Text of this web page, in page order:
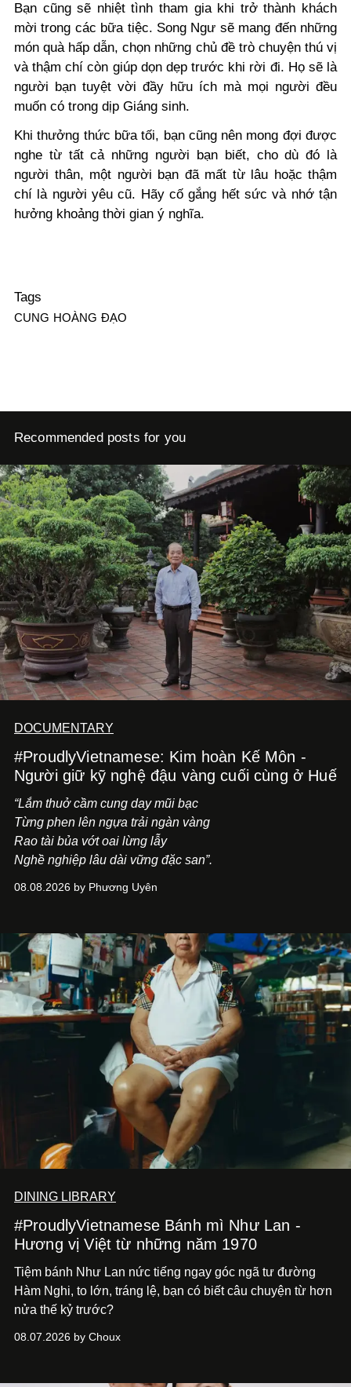
Bạn cũng sẽ nhiệt tình tham gia khi trở thành khách
mời trong các bữa tiệc. Song Ngư sẽ mang đến những
món quà hấp dẫn, chọn những chủ đề trò chuyện thú vị
và thậm chí còn giúp dọn dẹp trước khi rời đi. Họ sẽ là
người bạn tuyệt vời đầy hữu ích mà mọi người đều
muốn có trong dịp Giáng sinh.
Khi thưởng thức bữa tối, bạn cũng nên mong đợi được
nghe từ tất cả những người bạn biết, cho dù đó là
người thân, một người bạn đã mất từ lâu hoặc thậm
chí là người yêu cũ. Hãy cố gắng hết sức và nhớ tận
hưởng khoảng thời gian ý nghĩa.
Tags
CUNG HOÀNG ĐẠO
Recommended posts for you
DOCUMENTARY
#ProudlyVietnamese: Kim hoàn Kế Môn -
Người giữ kỹ nghệ đậu vàng cuối cùng ở Huế
“Lắm thuở cầm cung day mũi bạc
Từng phen lên ngựa trải ngàn vàng
Rao tài bủa vớt oai lừng lẫy
Nghề nghiệp lâu dài vững đặc san”.
08.08.2026 by Phương Uyên
DINING LIBRARY
#ProudlyVietnamese Bánh mì Như Lan -
Hương vị Việt từ những năm 1970
Tiệm bánh Như Lan nức tiếng ngay góc ngã tư đường
Hàm Nghi, to lớn, tráng lệ, bạn có biết câu chuyện từ hơn
nửa thế kỷ trước?
08.07.2026 by Choux